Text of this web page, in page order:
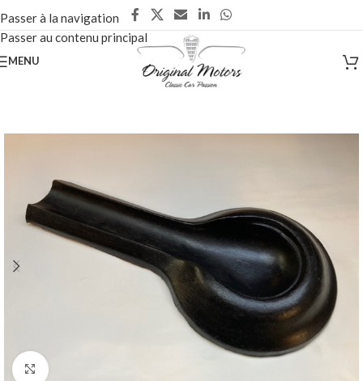
Passer à la navigation
Passer au contenu principal
MENU
Cliquez pour agrandir